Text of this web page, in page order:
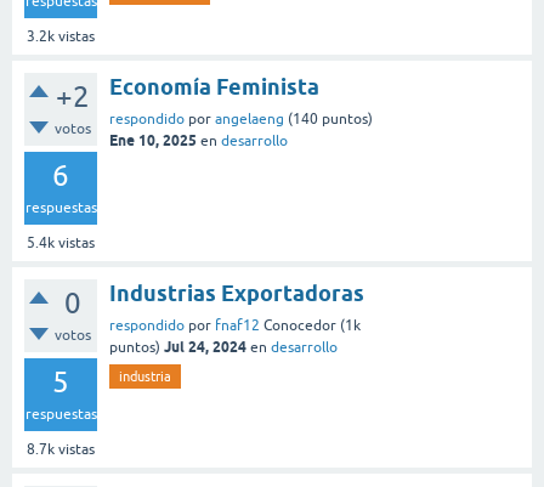
3.2k vistas
+2
votos
6
respuestas
5.4k vistas
Economía Feminista
respondido por angelaeng (140 puntos)
Ene 10, 2025 en desarrollo
0
votos
5
respuestas
8.7k vistas
Industrias Exportadoras
respondido por fnaf12 Conocedor (1k
puntos) Jul 24, 2024 en desarrollo
industria